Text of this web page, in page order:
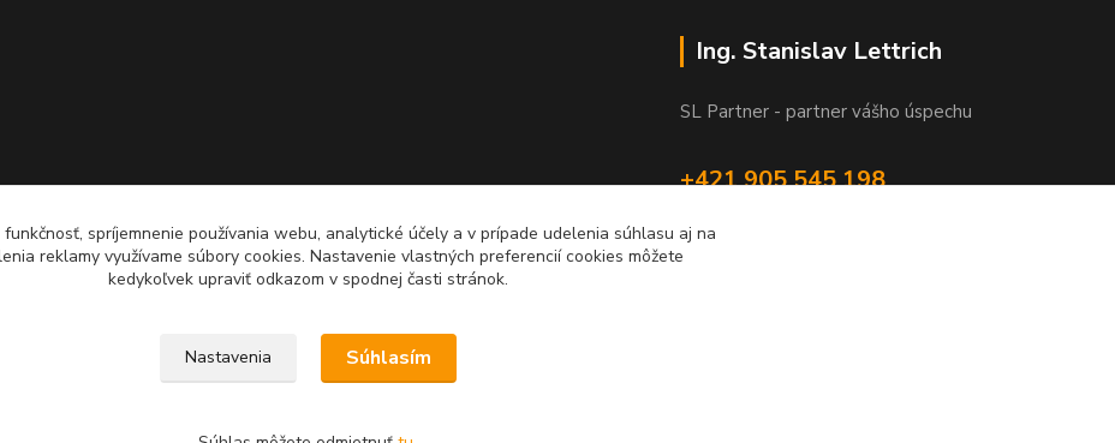
Ing. Stanislav Lettrich
SL Partner - partner vášho úspechu
+421 905 545 198
spríjemnenie používania webu, analytické účely a v prípade udelenia súhlasu aj na
reklamy využívame súbory cookies. Nastavenie vlastných preferencií cookies môžete
kedykoľvek upraviť odkazom v spodnej časti stránok.
Nastavenia Súhlasím